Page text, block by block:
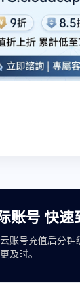
账号 快速
账号充值后分钟
及时。